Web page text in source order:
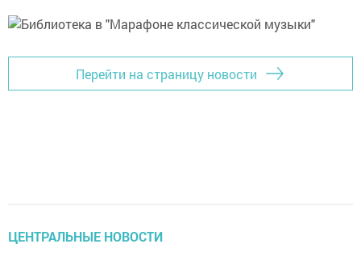
Перейти на страницу новости
ЦЕНТРАЛЬНЫЕ НОВОСТИ